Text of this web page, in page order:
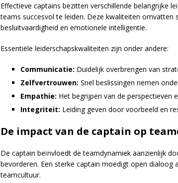
Effectieve captains bezitten verschillende belangrijke
teams succesvol te leiden. Deze kwaliteiten omvatten
besluitvaardigheid en emotionele intelligentie.
Essentiële leiderschapskwaliteiten zijn onder andere:
Communicatie: Duidelijk overbrengen van
Zelfvertrouwen: Snel beslissingen nemen
Empathie: Het begrijpen van de perspectieven
Integriteit: Leiding geven door voorbeeld en
De impact van de captain op
De captain beïnvloedt de teamdynamiek aanzienlijk
bevorderen. Een sterke captain moedigt open
teamcultuur.